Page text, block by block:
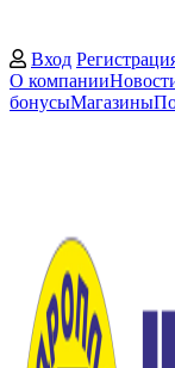
Вход
О компании
бонусыМагазины